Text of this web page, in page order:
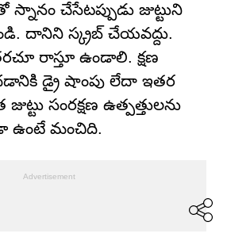
చేసేటప్పుడు జుట్టుని
దానిని స్క్రబ్ చేయవద్దు.
రాస్తూ ఉండాలి. క్షణ
డ్రై షాంపు లేదా ఇతర
సంరక్షణ ఉత్పత్తులను
ఉంటే మంచిది.